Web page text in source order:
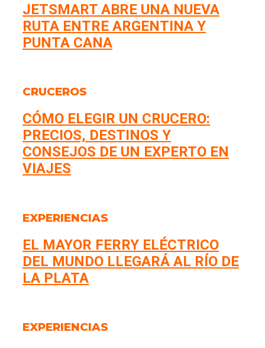
JETSMART ABRE UNA NUEVA
RUTA ENTRE ARGENTINA Y
PUNTA CANA
CRUCEROS
CÓMO ELEGIR UN CRUCERO:
PRECIOS, DESTINOS Y
CONSEJOS DE UN EXPERTO EN
VIAJES
EXPERIENCIAS
EL MAYOR FERRY ELÉCTRICO
DEL MUNDO LLEGARÁ AL RÍO DE
LA PLATA
EXPERIENCIAS